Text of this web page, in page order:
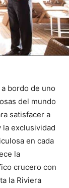
bordo de uno
del mundo
satisfacer a
la exclusividad
en cada
la
crucero con
la Riviera